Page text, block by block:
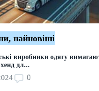
найновіші
виробники одягу
дл...
0